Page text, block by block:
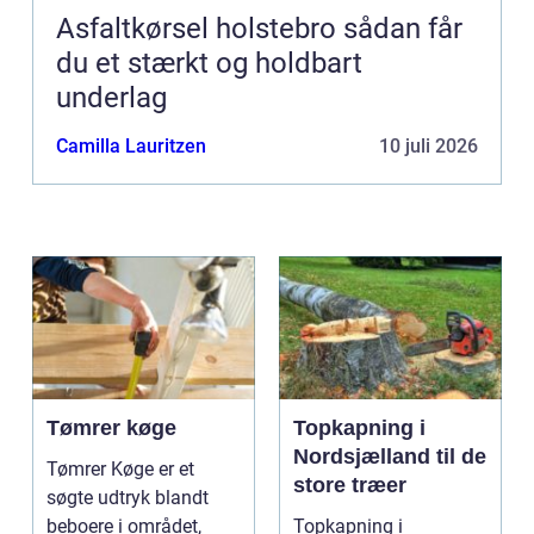
Asfaltkørsel holstebro sådan får
du et stærkt og holdbart
underlag
Camilla Lauritzen 10 juli 2026
Tømrer køge
Tømrer Køge er et
søgte udtryk blandt
beboere i området,
Topkapning i
Nordsjælland til de
store træer
Topkapning i